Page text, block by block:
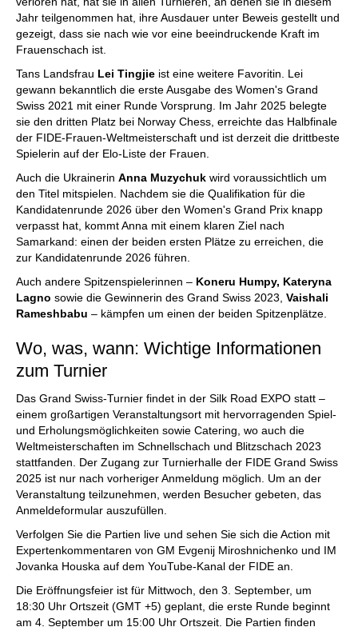
Jahr teilgenommen hat, ihre Ausdauer unter Beweis gestellt und
gezeigt, dass sie nach wie vor eine beeindruckende Kraft im
Frauenschach ist.
Tans Landsfrau Lei Tingjie ist eine weitere Favoritin. Lei
gewann bekanntlich die erste Ausgabe des Women's Grand
Swiss 2021 mit einer Runde Vorsprung. Im Jahr 2025 belegte
sie den dritten Platz bei Norway Chess, erreichte das Halbfinale
der FIDE-Frauen-Weltmeisterschaft und ist derzeit die drittbeste
Spielerin auf der Elo-Liste der Frauen.
Auch die Ukrainerin Anna Muzychuk wird voraussichtlich um
den Titel mitspielen. Nachdem sie die Qualifikation für die
Kandidatenrunde 2026 über den Women's Grand Prix knapp
verpasst hat, kommt Anna mit einem klaren Ziel nach
Samarkand: einen der beiden ersten Plätze zu erreichen, die
zur Kandidatenrunde 2026 führen.
Auch andere Spitzenspielerinnen – Koneru Humpy, Kateryna
Lagno sowie die Gewinnerin des Grand Swiss 2023, Vaishali
Rameshbabu – kämpfen um einen der beiden Spitzenplätze.
Wo, was, wann: Wichtige Informationen
zum Turnier
Das Grand Swiss-Turnier findet in der Silk Road EXPO statt –
einem großartigen Veranstaltungsort mit hervorragenden Spiel-
und Erholungsmöglichkeiten sowie Catering, wo auch die
Weltmeisterschaften im Schnellschach und Blitzschach 2023
stattfanden. Der Zugang zur Turnierhalle der FIDE Grand Swiss
2025 ist nur nach vorheriger Anmeldung möglich. Um an der
Veranstaltung teilzunehmen, werden Besucher gebeten, das
Anmeldeformular auszufüllen.
Verfolgen Sie die Partien live und sehen Sie sich die Action mit
Expertenkommentaren von GM Evgenij Miroshnichenko und IM
Jovanka Houska auf dem YouTube-Kanal der FIDE an.
Die Eröffnungsfeier ist für Mittwoch, den 3. September, um
18:30 Uhr Ortszeit (GMT +5) geplant, die erste Runde beginnt
am 4. September um 15:00 Uhr Ortszeit. Die Partien finden